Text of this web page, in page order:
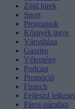
Zöld hírek
Sport
Programok
Környék ügye
Városháza
Gasztro
Vélemény
Podcast
Promóció
Fintech
Fejleszd
Páros-páratlan